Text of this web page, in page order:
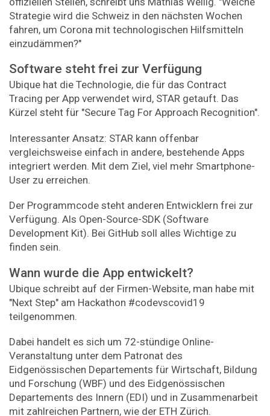
Strategie wird die Schweiz in den nächsten Wochen
fahren, um Corona mit technologischen Hilfsmitteln
einzudämmen?"
Software steht frei zur Verfügung
Ubique hat die Technologie, die für das Contract
Tracing per App verwendet wird, STAR getauft. Das
Kürzel steht für "Secure Tag For Approach Recognition".
Interessanter Ansatz: STAR kann offenbar
vergleichsweise einfach in andere, bestehende Apps
integriert werden. Mit dem Ziel, viel mehr Smartphone-
User zu erreichen.
Der Programmcode steht anderen Entwicklern frei zur
Verfügung. Als Open-Source-SDK (Software
Development Kit). Bei GitHub soll alles Wichtige zu
finden sein.
Wann wurde die App entwickelt?
Ubique schreibt auf der Firmen-Website, man habe mit
"Next Step" am Hackathon #codevscovid19
teilgenommen.
Dabei handelt es sich um 72-stündige Online-
Veranstaltung unter dem Patronat des
Eidgenössischen Departements für Wirtschaft, Bildung
und Forschung (WBF) und des Eidgenössischen
Departements des Innern (EDI) und in Zusammenarbeit
mit zahlreichen Partnern, wie der ETH Zürich.